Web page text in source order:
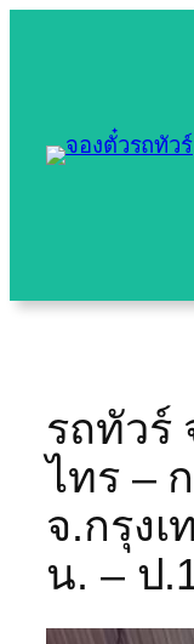
รถทัวร์
ไทร –
จ.กรุงเ
น. – ป